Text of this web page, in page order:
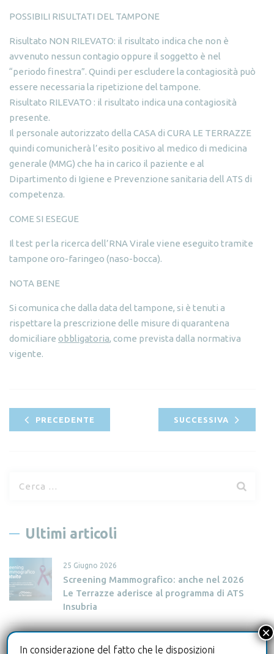
POSSIBILI RISULTATI DEL TAMPONE
Risultato NON RILEVATO: il risultato indica che non è
avvenuto nessun contagio oppure il soggetto è nel
“periodo finestra”. Quindi per escludere la contagiosità può
essere necessaria la ripetizione del tampone.
Risultato RILEVATO : il risultato indica una contagiosità
presente.
Il personale autorizzato della CASA di CURA LE TERRAZZE
quindi comunicherà l’esito positivo al medico di medicina
generale (MMG) che ha in carico il paziente e al
Dipartimento di Igiene e Prevenzione sanitaria dell ATS di
competenza.
COME SI ESEGUE
Il test per la ricerca dell’RNA Virale viene eseguito tramite
tampone oro-faringeo (naso-bocca).
NOTA BENE
Si comunica che dalla data del tampone, si è tenuti a
rispettare la prescrizione delle misure di quarantena
domiciliare obbligatoria, come prevista dalla normativa
vigente.
PRECEDENTE SUCCESSIVA
c
a
p
e
:
Ultimi articoli
25 Giugno 2026
Screening Mammografico: anche nel 2026
Le Terrazze aderisce al programma di ATS
Insubria
In considerazione del fatto che le disposizioni
×